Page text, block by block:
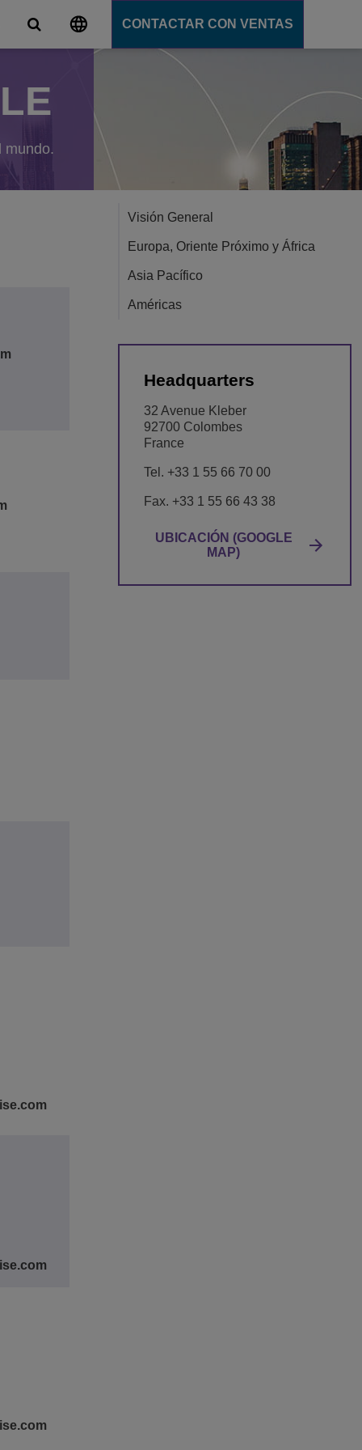
CONTACTAR CON VENTAS
mundo.
Visión General
Europa, Oriente Próximo y África
Asia Pacífico
Américas
Headquarters
32 Avenue Kleber
92700 Colombes
France
Tel. +33 1 55 66 70 00
Fax. +33 1 55 66 43 38
UBICACIÓN (GOOGLE
MAP)